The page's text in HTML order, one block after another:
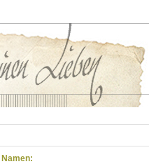
Namen: